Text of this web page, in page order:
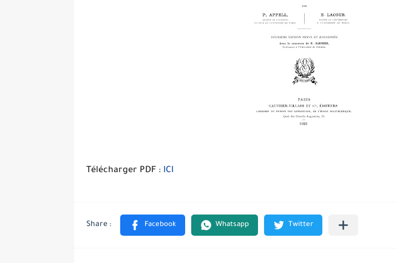
Télécharger PDF : ICI